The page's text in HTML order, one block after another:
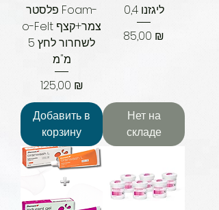
פלסטר Foam-
o-Felt צמר+קצף
לשחרור לחץ 5
מ"מ
Цена
125,00 ₪
Добавить в
корзину
ליגזנו 0,4
Цена
85,00 ₪
Нет на
складе